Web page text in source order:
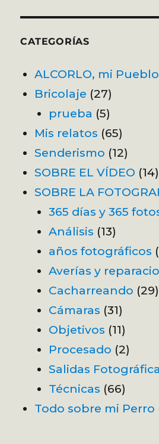
CATEGORÍAS
ALCORLO, mi Pueblo
Bricolaje (27)
prueba (5)
Mis relatos (65)
Senderismo (12)
SOBRE EL VÍDEO (14)
SOBRE LA
365 días y 365
Análisis (13)
años fotográficos
Averías y
Cacharreando (29)
Cámaras (31)
Objetivos (11)
Procesado (2)
Salidas
Técnicas (66)
Todo sobre mi Perro